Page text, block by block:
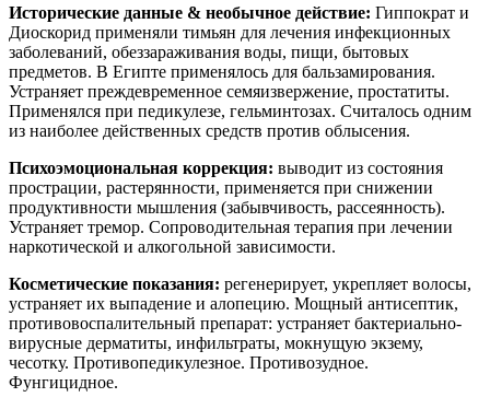
Исторические данные & необычное действие: Гиппократ и
Диоскорид применяли тимьян для лечения инфекционных
заболеваний, обеззараживания воды, пищи, бытовых
предметов. В Египте применялось для бальзамирования.
Устраняет преждевременное семяизвержение, простатиты.
Применялся при педикулезе, гельминтозах. Считалось одним
из наиболее действенных средств против облысения.
Психоэмоциональная коррекция: выводит из состояния
прострации, растерянности, применяется при снижении
продуктивности мышления (забывчивость, рассеянность).
Устраняет тремор. Сопроводительная терапия при лечении
наркотической и алкогольной зависимости.
Косметические показания: регенерирует, укрепляет волосы,
устраняет их выпадение и алопецию. Мощный антисептик,
противовоспалительный препарат: устраняет бактериально-
вирусные дерматиты, инфильтраты, мокнущую экзему,
чесотку. Противопедикулезное. Противозудное.
Фунгицидное.